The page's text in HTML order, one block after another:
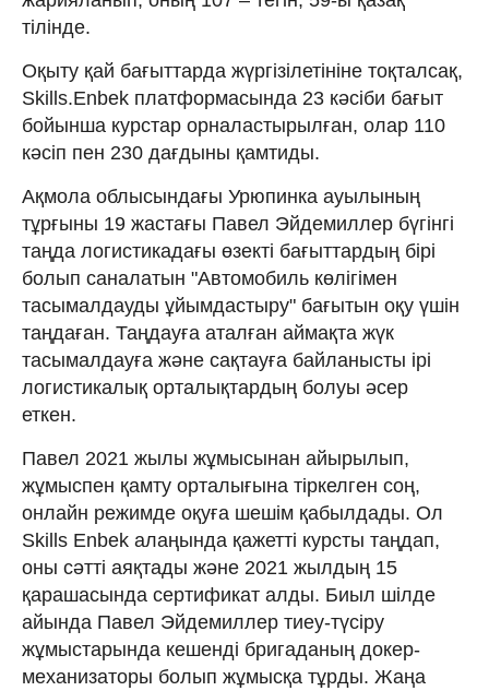
тілінде.
Оқыту қай бағыттарда жүргізілетініне тоқталсақ,
Skills.Enbek платформасында 23 кәсіби бағыт
бойынша курстар орналастырылған, олар 110
кәсіп пен 230 дағдыны қамтиды.
Ақмола облысындағы Урюпинка ауылының
тұрғыны 19 жастағы Павел Эйдемиллер бүгінгі
таңда логистикадағы өзекті бағыттардың бірі
болып саналатын "Автомобиль көлігімен
тасымалдауды ұйымдастыру" бағытын оқу үшін
таңдаған. Таңдауға аталған аймақта жүк
тасымалдауға және сақтауға байланысты ірі
логистикалық орталықтардың болуы әсер
еткен.
Павел 2021 жылы жұмысынан айырылып,
жұмыспен қамту орталығына тіркелген соң,
онлайн режимде оқуға шешім қабылдады. Ол
Skills Enbek алаңында қажетті курсты таңдап,
оны сәтті аяқтады және 2021 жылдың 15
қарашасында сертификат алды. Биыл шілде
айында Павел Эйдемиллер тиеу-түсіру
жұмыстарында кешенді бригаданың докер-
механизаторы болып жұмысқа тұрды. Жаңа